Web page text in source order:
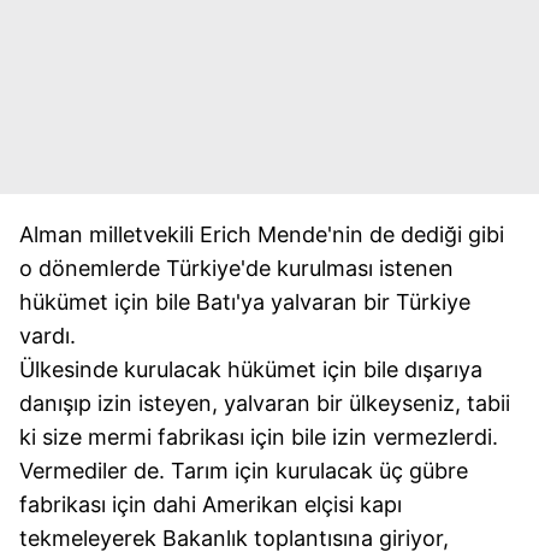
Alman milletvekili Erich Mende'nin de dediği gibi
o dönemlerde Türkiye'de kurulması istenen
hükümet için bile Batı'ya yalvaran bir Türkiye
vardı.
Ülkesinde kurulacak hükümet için bile dışarıya
danışıp izin isteyen, yalvaran bir ülkeyseniz, tabii
ki size mermi fabrikası için bile izin vermezlerdi.
Vermediler de. Tarım için kurulacak üç gübre
fabrikası için dahi Amerikan elçisi kapı
tekmeleyerek Bakanlık toplantısına giriyor,